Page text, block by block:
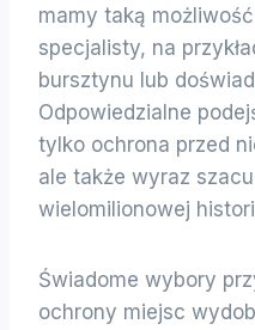
mamy taką
specjalisty, na
bursztynu lub
Odpowiedzialne
tylko ochrona przed
ale także wyraz
wielomilionowej
Świadome wybory
ochrony miejsc